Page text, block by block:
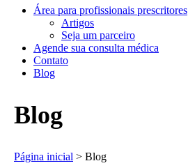
Área para profissionais prescritores
Artigos
Seja um parceiro
Agende sua consulta médica
Contato
Blog
Blog
Página inicial > Blog